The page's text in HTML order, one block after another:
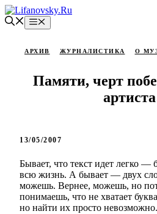
Перейти
к
содержимому
Меню
АРХИВ ЖУРНАЛИСТИКА О
Памяти, черт
13/05/2007
Бывает, что текст идет легко —
всю жизнь. А бывает — двух
можешь. Вернее, можешь, но
понимаешь, что не хватает
но найти их просто невозможно.